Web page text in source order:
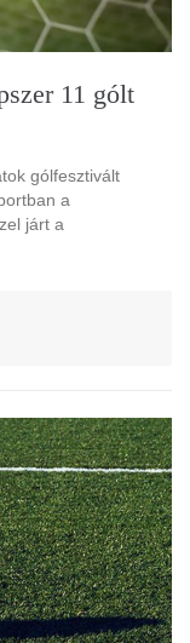
11 gólt
gólfesztivált
a
járt a